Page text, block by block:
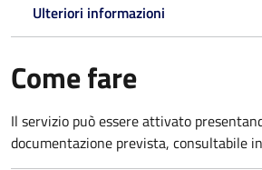
Ulteriori informazioni
Come fare
Il servizio può essere attivato
documentazione prevista, consultabile